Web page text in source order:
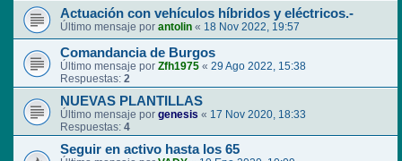
Actuación con vehículos híbridos y eléctricos.-
Último mensaje por antolin « 18 Nov 2022, 19:57
Comandancia de Burgos
Último mensaje por Zfh1975 « 29 Ago 2022, 15:38
Respuestas: 2
NUEVAS PLANTILLAS
Último mensaje por genesis « 17 Nov 2020, 18:33
Respuestas: 4
Seguir en activo hasta los 65